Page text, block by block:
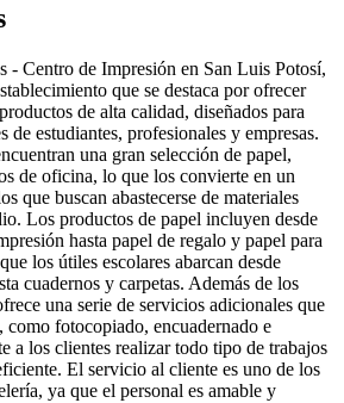
- Centro de Impresión en San Luis Potosí,
que se destaca por ofrecer
de alta calidad, diseñados para
de estudiantes, profesionales y empresas.
una gran selección de papel,
de oficina, lo que los convierte en un
que buscan abastecerse de materiales
Los productos de papel incluyen desde
hasta papel de regalo y papel para
los útiles escolares abarcan desde
cuadernos y carpetas. Además de los
una serie de servicios adicionales que
como fotocopiado, encuadernado e
a los clientes realizar todo tipo de trabajos
El servicio al cliente es uno de los
ya que el personal es amable y